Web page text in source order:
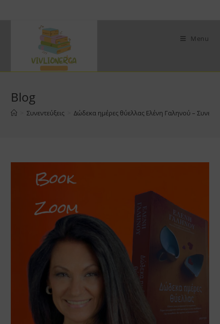
Menu
Blog
Συνεντεύξεις Δώδεκα ημέρες θύελλας Ελένη Γαληνού –